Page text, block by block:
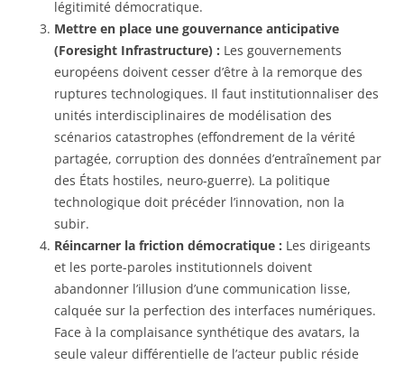
légitimité démocratique.
Mettre en place une gouvernance anticipative
(Foresight Infrastructure) : Les gouvernements
européens doivent cesser d’être à la remorque des
ruptures technologiques. Il faut institutionnaliser des
unités interdisciplinaires de modélisation des
scénarios catastrophes (effondrement de la vérité
partagée, corruption des données d’entraînement par
des États hostiles, neuro-guerre). La politique
technologique doit précéder l’innovation, non la
subir.
Réincarner la friction démocratique : Les dirigeants
et les porte-paroles institutionnels doivent
abandonner l’illusion d’une communication lisse,
calquée sur la perfection des interfaces numériques.
Face à la complaisance synthétique des avatars, la
seule valeur différentielle de l’acteur public réside